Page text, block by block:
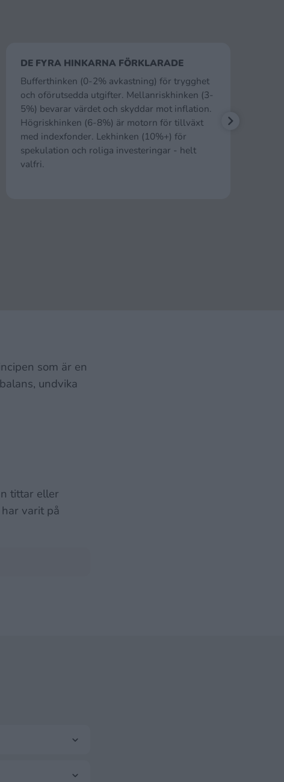
DE FYRA HINKARNA FÖRKLARADE
Bufferthinken (0-2% avkastning) för trygghet
och oförutsedda utgifter. Mellanriskhinken (3-
5%) bevarar värdet och skyddar mot inflation.
Högriskhinken (6-8%) är motorn för tillväxt
med indexfonder. Lekhinken (10%+) för
spekulation och roliga investeringar - helt
valfri.
som är en
undvika
tittar eller
varit på